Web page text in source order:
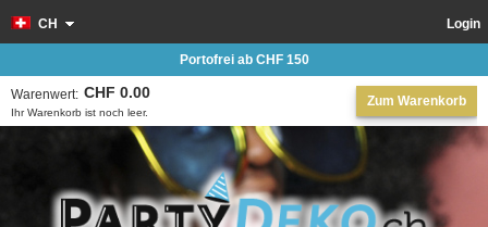
Login
CH
Zum Warenkorb
Ihr Warenkorb ist noch leer.
Warenwert: CHF 0.00
Portofrei ab CHF 150